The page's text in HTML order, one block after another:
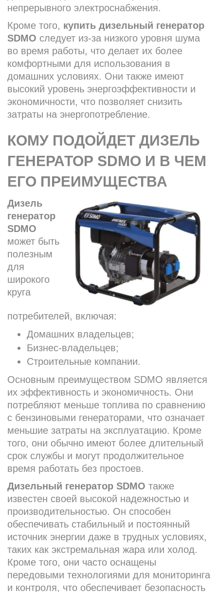
непрерывного электроснабжения.
Кроме того, купить дизельный генератор
SDMO следует из-за низкого уровня шума
во время работы, что делает их более
комфортными для использования в
домашних условиях. Они также имеют
высокий уровень энергоэффективности и
экономичности, что позволяет снизить
затраты на энергопотребление.
КОМУ ПОДОЙДЕТ ДИЗЕЛЬ
ГЕНЕРАТОР SDMO И В ЧЕМ
ЕГО ПРЕИМУЩЕСТВА
Дизель
генератор
SDMO
может быть
полезным
для
широкого
круга
потребителей, включая:
Домашних владельцев;
Бизнес-владельцев;
Строительные компании.
Основным преимуществом SDMO является
их эффективность и экономичность. Они
потребляют меньше топлива по сравнению
с бензиновыми генераторами, что означает
меньшие затраты на эксплуатацию. Кроме
того, они обычно имеют более длительный
срок службы и могут продолжительное
время работать без простоев.
Дизельный генератор SDMO также
известен своей высокой надежностью и
производительностью. Он способен
обеспечивать стабильный и постоянный
источник энергии даже в трудных условиях,
таких как экстремальная жара или холод.
Кроме того, они часто оснащены
передовыми технологиями для мониторинга
и контроля, что обеспечивает безопасность